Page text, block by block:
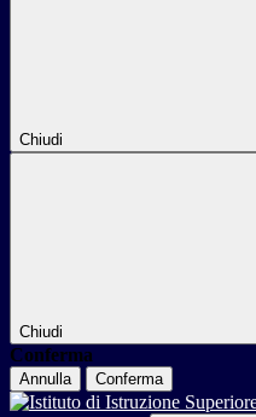
Chiudi
Chiudi
Conferma
Annulla Conferma